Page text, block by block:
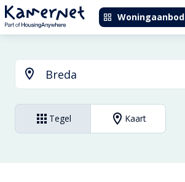
Woningaanbod
Tegel Kaart